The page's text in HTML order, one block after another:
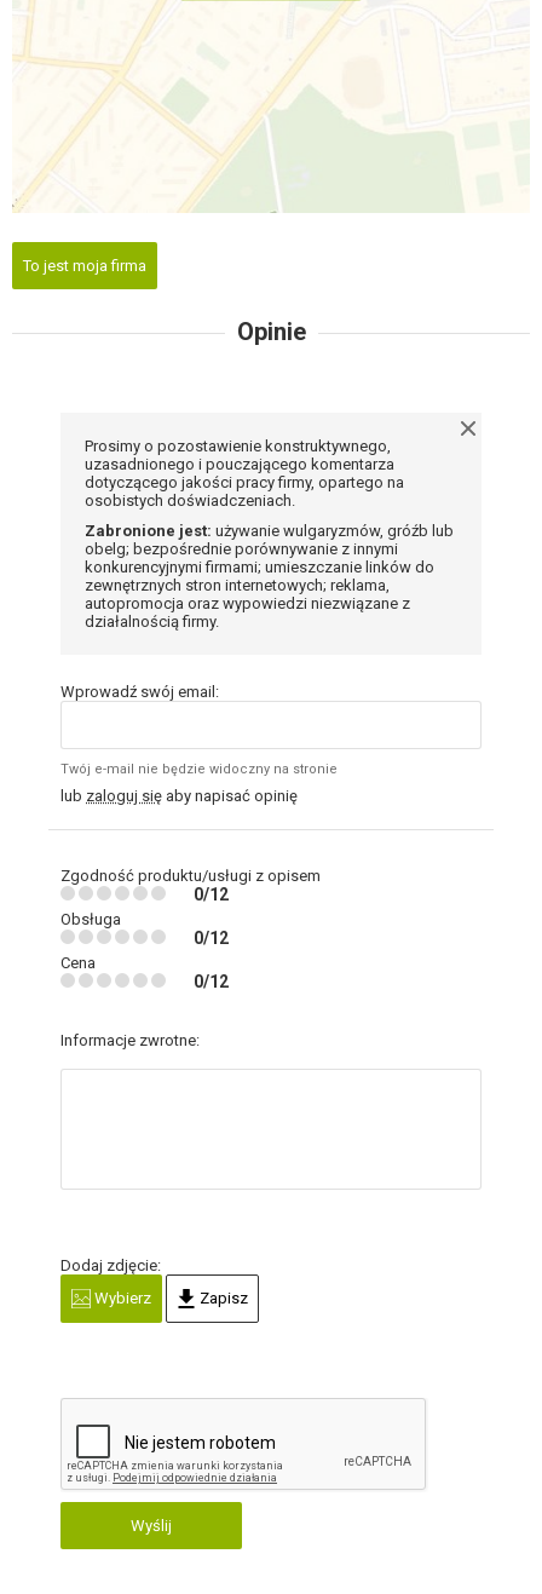
To jest moja firma
Opinie
Prosimy o pozostawienie konstruktywnego,
uzasadnionego i pouczającego komentarza
dotyczącego jakości pracy firmy, opartego na
osobistych doświadczeniach.
Zabronione jest: używanie wulgaryzmów, gróźb lub
obelg; bezpośrednie porównywanie z innymi
konkurencyjnymi firmami; umieszczanie linków do
zewnętrznych stron internetowych; reklama,
autopromocja oraz wypowiedzi niezwiązane z
działalnością firmy.
Wprowadź swój email:
Twój e-mail nie będzie widoczny na stronie
lub zaloguj się aby napisać opinię
Zgodność produktu/usługi z opisem
0/12
Obsługa
0/12
Cena
0/12
Informacje zwrotne:
Dodaj zdjęcie:
Wybierz
Zapisz
Wyślij